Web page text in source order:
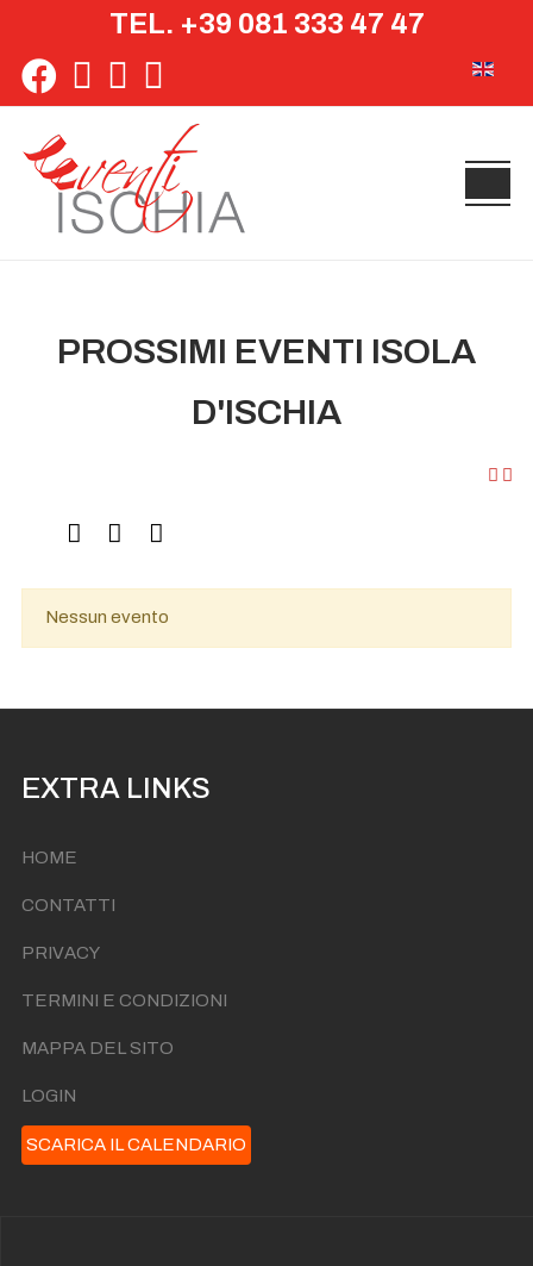
TEL. +39 081 333 47 47
PROSSIMI EVENTI ISOLA
D'ISCHIA
Nessun evento
EXTRA LINKS
HOME
CONTATTI
PRIVACY
TERMINI E CONDIZIONI
MAPPA DEL SITO
LOGIN
SCARICA IL CALENDARIO